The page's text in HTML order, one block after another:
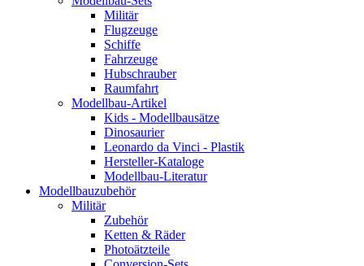
Militär
Flugzeuge
Schiffe
Fahrzeuge
Hubschrauber
Raumfahrt
Modellbau-Artikel
Kids - Modellbausätze
Dinosaurier
Leonardo da Vinci - Plastik
Hersteller-Kataloge
Modellbau-Literatur
Modellbauzubehör
Militär
Zubehör
Ketten & Räder
Photoätzteile